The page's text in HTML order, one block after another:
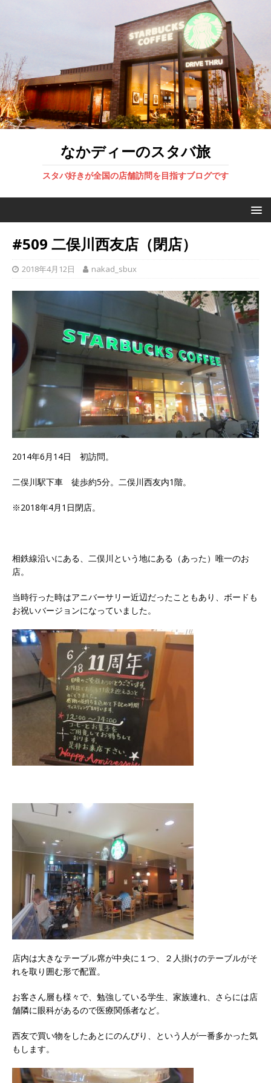
なかディーのスタバ旅
スタバ好きが全国の店舗訪問を目指すブログです
#509 二俣川西友店（閉店）
2018年4月12日 nakad_sbux
2014年6月14日 初訪問。
二俣川駅下車 徒歩約5分。二俣川西友内1階。
※2018年4月1日閉店。
相鉄線沿いにある、二俣川という地にある（あった）唯一のお
店。
当時行った時はアニバーサリー近辺だったこともあり、ボードも
お祝いバージョンになっていました。
店内は大きなテーブル席が中央に１つ、２人掛けのテーブルがそ
れを取り囲む形で配置。
お客さん層も様々で、勉強している学生、家族連れ、さらには店
舗隣に眼科があるので医療関係者など。
西友で買い物をしたあとにのんびり、という人が一番多かった気
もします。